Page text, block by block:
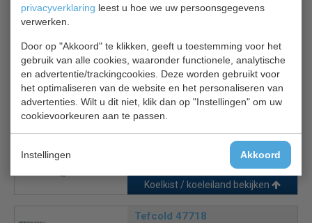
privacyverklaring leest u hoe we uw persoonsgegevens
verwerken.
Door op "Akkoord" te klikken, geeft u toestemming voor het
gebruik van alle cookies, waaronder functionele, analytische
en advertentie/trackingcookies. Deze worden gebruikt voor
het optimaliseren van de website en het personaliseren van
advertenties. Wilt u dit niet, klik dan op "Instellingen" om uw
cookievoorkeuren aan te passen.
Instellingen Akkoord
€ 1554,00 € 1181,00
Koelkist / koeleiland bekijken
Combisteel 7090.0020
Koeleiland
€ 2447,00
Koelkist / koeleiland bekijken
Tefcold 47718